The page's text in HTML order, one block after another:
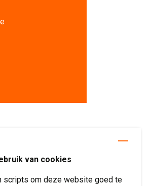
van cookies
scripts om deze website goed te